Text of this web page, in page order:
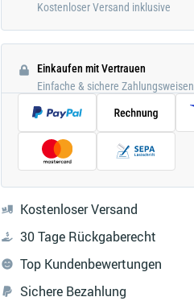
Galerie
öffnen
Kostenloser Versand inklusive
Einkaufen mit Vertrauen
Einfache & sichere Zahlungsweisen
Kostenloser Versand
30 Tage Rückgaberecht
Top Kundenbewertungen
Sichere Bezahlung